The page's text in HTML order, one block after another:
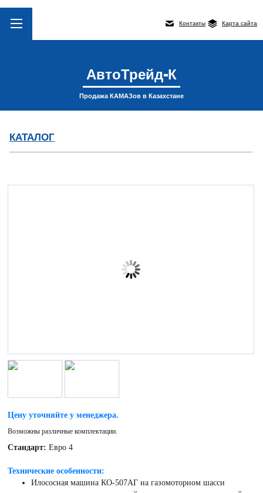
Контакты Карта сайта
АвтоТрейд-К
Продажа КАМАЗов в Казахстане
КАТАЛОГ
Цену уточняйте у менеджера.
Возможны различные комплектации.
Стандарт: Евро 4
Технические особенности:
Илососная машина КО-507АГ на газомоторном шасси